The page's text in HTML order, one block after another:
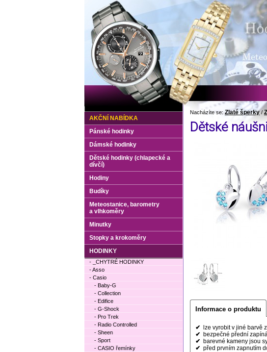
Nacházíte se: Zlaté šperky /
Dětské
Informace o produktu
✔ lze vyrobit v jiné barvě
✔ bezpečné přední
✔ barevné kameny jsou
✔ před prvním zapnutím
AKČNÍ NABÍDKA
Pánské hodinky
Dámské hodinky
Dětské hodinky (chlapecké a
dívčí)
Hodiny
Budíky
Meteostanice, barometry
a vlhkoměry
Minutky
Stopky a krokoměry
HODINKY
- _CHYTRÉ HODINKY
- Asso
- Casio
- Baby-G
- Collection
- Edifice
- G-Shock
- Pro Trek
- Radio Controlled
- Sheen
- Sport
- CASIO řemínky